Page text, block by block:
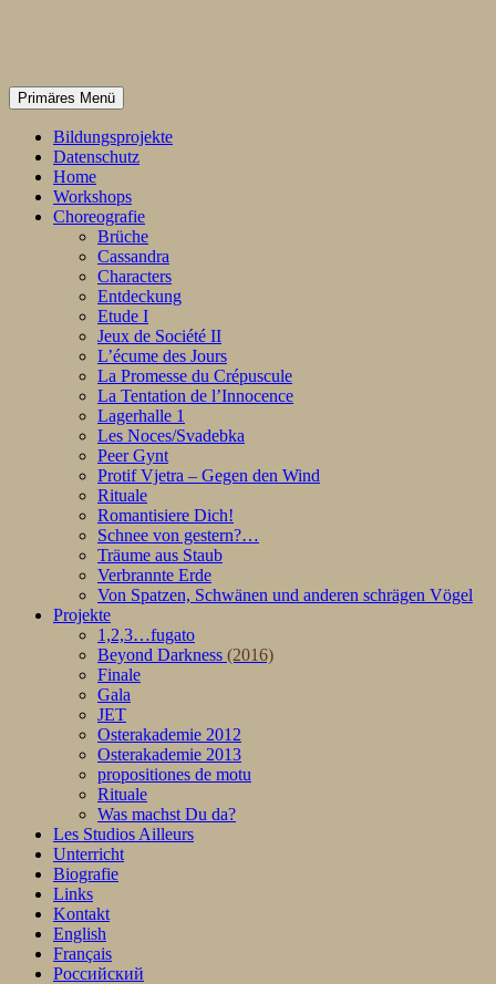
Inhalt
springen
Suchen
Primäres Menü
Bildungsprojekte
Datenschutz
Home
Workshops
Choreografie
Brüche
Cassandra
Characters
Entdeckung
Etude I
Jeux de Société II
L’écume des Jours
La Promesse du Crépuscule
La Tentation de l’Innocence
Lagerhalle 1
Les Noces/Svadebka
Peer Gynt
Protif Vjetra – Gegen den Wind
Rituale
Romantisiere Dich!
Schnee von gestern?…
Träume aus Staub
Verbrannte Erde
Von Spatzen, Schwänen und anderen schrägen Vögel
Projekte
1,2,3…fugato
Beyond Darkness (2016)
Finale
Gala
JET
Osterakademie 2012
Osterakademie 2013
propositiones de motu
Rituale
Was machst Du da?
Les Studios Ailleurs
Unterricht
Biografie
Links
Kontakt
English
Français
Pоссийский